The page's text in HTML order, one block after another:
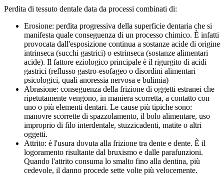
Perdita di tessuto dentale data da processi combinati di:
Erosione: perdita progressiva della superficie dentaria che si
manifesta quale conseguenza di un processo chimico. È infatti
provocata dall'esposizione continua a sostanze acide di origine
intrinseca (succhi gastrici) o estrinseca (sostanze alimentari
acide). Il fattore eziologico principale è il rigurgito di acidi
gastrici (reflusso gastro-esofageo o disordini alimentari
psicologici, quali anoressia nervosa e bulimia)
Abrasione: conseguenza della frizione di oggetti estranei che
ripetutamente vengono, in maniera scorretta, a contatto con
uno o più elementi dentari. Le cause più tipiche sono:
manovre scorrette di spazzolamento, il bolo alimentare, uso
improprio di filo interdentale, stuzzicadenti, matite o altri
oggetti.
Attrito: è l'usura dovuta alla frizione tra dente e dente. È il
logoramento risultante dal bruxismo e dalle parafunzioni.
Quando l'attrito consuma lo smalto fino alla dentina, più
cedevole, il danno procede sette volte più velocemente.